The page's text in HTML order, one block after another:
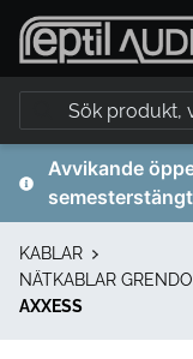
Avvikande
KABLAR
NÄTKABLAR
AXXESS